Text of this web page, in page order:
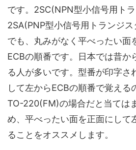
です。2SC(NPN型小信号用トラ
2SA(PNP型小信号用トランジ
でも、 丸みがなく平べったい面
ECBの順番です。
日本では昔か
る人が多いです。 型番が印字さ
して左からECBの順番で覚える
TO-220(FM)の場合だと当ては
め、平べったい面を正面にして
ることをオススメします。